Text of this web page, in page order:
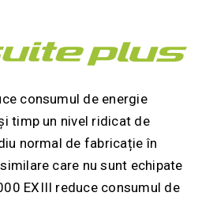
consumul de energie
timp un nivel ridicat de
normal de fabricație în
care nu sunt echipate
EXIII reduce consumul de